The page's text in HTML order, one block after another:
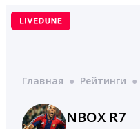
Перейти
Главная ● Рейтинги ●
NBOX R7